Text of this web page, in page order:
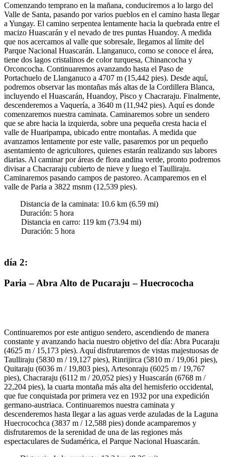
Comenzando temprano en la mañana, conduciremos a lo largo del
Valle de Santa, pasando por varios pueblos en el camino hasta llegar
a Yungay. El camino serpentea lentamente hacia la quebrada entre el
macizo Huascarán y el nevado de tres puntas Huandoy. A medida
que nos acercamos al valle que sobresale, llegamos al límite del
Parque Nacional Huascarán. Llanganuco, como se conoce el área,
tiene dos lagos cristalinos de color turquesa, Chinancocha y
Orconcocha. Continuaremos avanzando hasta el Paso de
Portachuelo de Llanganuco a 4707 m (15,442 pies). Desde aquí,
podremos observar las montañas más altas de la Cordillera Blanca,
incluyendo el Huascarán, Huandoy, Pisco y Chacraraju. Finalmente,
descenderemos a Vaquería, a 3640 m (11,942 pies). Aquí es donde
comenzaremos nuestra caminata. Caminaremos sobre un sendero
que se abre hacia la izquierda, sobre una pequeña cresta hacia el
valle de Huaripampa, ubicado entre montañas. A medida que
avanzamos lentamente por este valle, pasaremos por un pequeño
asentamiento de agricultores, quienes estarán realizando sus labores
diarias. Al caminar por áreas de flora andina verde, pronto podremos
divisar a Chacraraju cubierto de nieve y luego el Taulliraju.
Caminaremos pasando campos de pastoreo. Acamparemos en el
valle de Paria a 3822 msnm (12,539 pies).
Distancia de la caminata: 10.6 km (6.59 mi)
Duración: 5 hora
Distancia en carro: 119 km (73.94 mi)
Duración: 5 hora
día 2:
Paria – Abra Alto de Pucaraju – Huecrococha
Continuaremos por este antiguo sendero, ascendiendo de manera
constante y avanzando hacia nuestro objetivo del día: Abra Pucaraju
(4625 m / 15,173 pies). Aquí disfrutaremos de vistas majestuosas de
Taulliraju (5830 m / 19,127 pies), Rinrijirca (5810 m / 19,061 pies),
Quitaraju (6036 m / 19,803 pies), Artesonraju (6025 m / 19,767
pies), Chacraraju (6112 m / 20,052 pies) y Huascarán (6768 m /
22,204 pies), la cuarta montaña más alta del hemisferio occidental,
que fue conquistada por primera vez en 1932 por una expedición
germano-austriaca. Continuaremos nuestra caminata y
descenderemos hasta llegar a las aguas verde azuladas de la Laguna
Huecrocochca (3837 m / 12,588 pies) donde acamparemos y
disfrutaremos de la serenidad de una de las regiones más
espectaculares de Sudamérica, el Parque Nacional Huascarán.